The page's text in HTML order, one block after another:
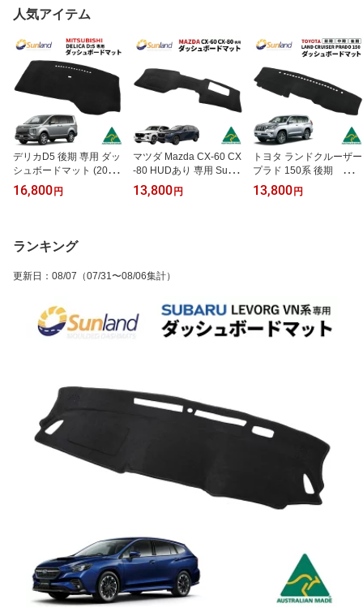
人気アイテム
デリカD5 後期 専用 ダッ
シュボードマット (2025
年12月モデルまで対応)
Sunland サンランド ダッ
16,800 円
マツダ Mazda CX-60 CX
-80 HUDあり 専用 Sunla
nd ダッシュボードマッ
ト サンランド ダッシュ
13,800 円
トヨタ ランドクルーザー
プラド 150系 後期 中
期 前期 PRADO 専用 S
unland ダッシュボード
13,800 円
ランキング
更新日 ： 08/07 （07/31〜08/06集計）